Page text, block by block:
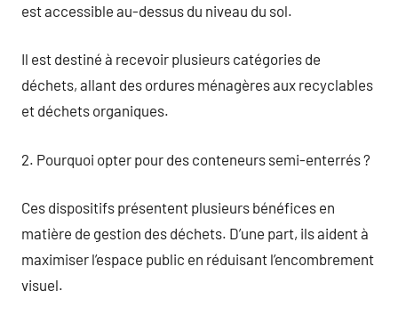
est accessible au-dessus du niveau du sol.
Il est destiné à recevoir plusieurs catégories de
déchets, allant des ordures ménagères aux recyclables
et déchets organiques.
2. Pourquoi opter pour des conteneurs semi-enterrés ?
Ces dispositifs présentent plusieurs bénéfices en
matière de gestion des déchets. D’une part, ils aident à
maximiser l’espace public en réduisant l’encombrement
visuel.